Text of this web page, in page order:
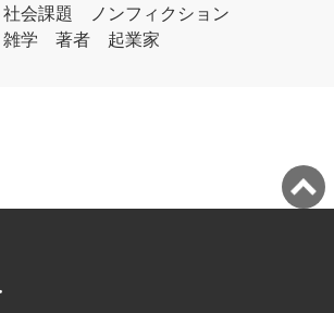
社会課題
ノンフィクション
雑学 著者 起業家